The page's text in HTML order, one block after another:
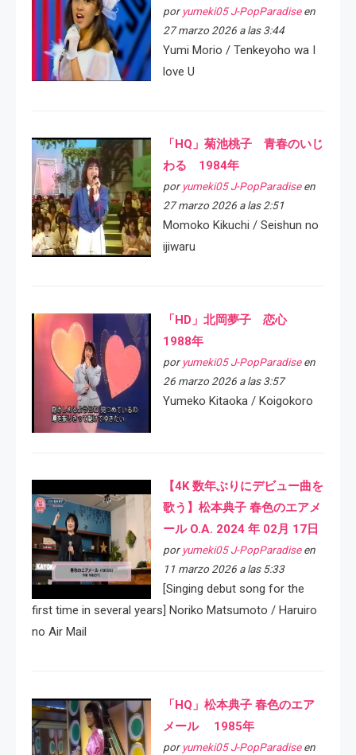
por yumeki05 J-PopParadiseen
27 marzo 2026 a las 3:44
Yumi Morio / Tenkeyoho wa I
love U
「HQ」菊池桃子 青春のいじ
わる 1984年
por yumeki05 J-PopParadiseen
27 marzo 2026 a las 2:51
Momoko Kikuchi / Seishun no
ijiwaru
「HD」北岡夢子 恋心
1988年
por yumeki05 J-PopParadiseen
26 marzo 2026 a las 3:57
Yumeko Kitaoka / Koigokoro
【4K 数年ぶりにデビュー曲を
歌う】松本典子 春色のエアメ
ール O.A. 2024 年 02月 17日
por yumeki05 J-PopParadiseen
11 marzo 2026 a las 5:33
[Singing debut song for the
first time in several years] Noriko Matsumoto / Haruiro
no Air Mail
「HQ」松本典子 春色のエア
メール 1985年
por yumeki05 J-PopParadiseen